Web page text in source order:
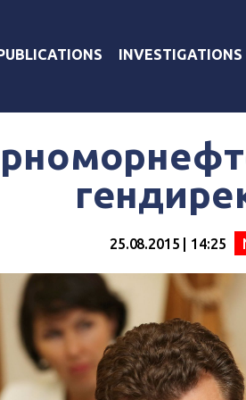
INVESTIGATIONS
25.08.2015 | 14:25